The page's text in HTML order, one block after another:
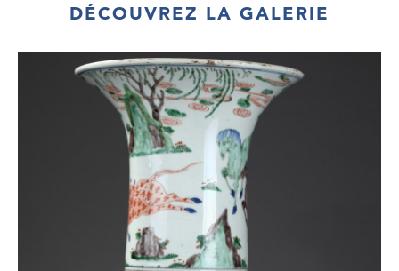
DÉCOUVREZ LA GALERIE